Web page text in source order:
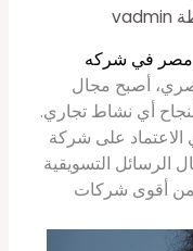
vadmin
أصبح مجال
أي نشاط تجاري.
الاعتماد على شركة
الرسائل التسويقية
من أقوى شركات